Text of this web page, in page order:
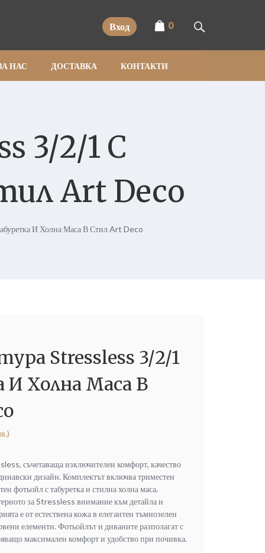
Вход 0
НАС ДОСТАВКА КОНТАКТИ
3/2/1 С
Art Deco
И Холна Маса В Стил Art Deco
Stressless 3/2/1
И Холна Маса В
съчетаваща изключителен комфорт, качество
дизайн. Комплектът включва триместен
фотьойл с табуретка и стилна холна маса.
за Stressless внимание към детайла и
е от естествена кожа в елегантен тъмнозелен
елементи. Фотьойлът и диваните разполагат с
максимален комфорт и удобство при почивка.